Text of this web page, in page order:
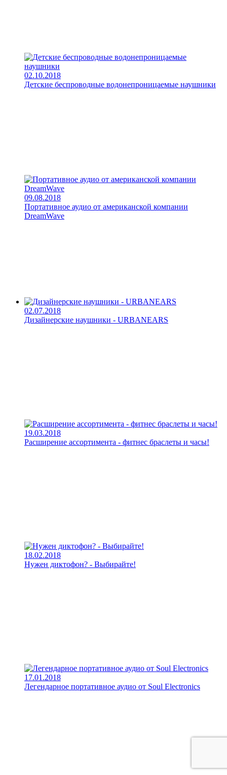
02.10.2018
Детские беспроводные водонепроницаемые наушники
09.08.2018
Портативное аудио от американской компании
DreamWave
02.07.2018
Дизайнерские наушники - URBANEARS
19.03.2018
Расширение ассортимента - фитнес браслеты и часы!
18.02.2018
Нужен диктофон? - Выбирайте!
17.01.2018
Легендарное портативное аудио от Soul Electronics